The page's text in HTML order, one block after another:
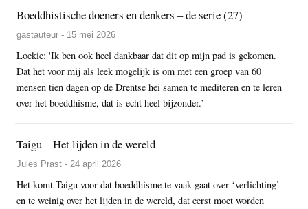
Boeddhistische doeners en denkers – de serie (27)
gastauteur - 15 mei 2026
Loekie: 'Ik ben ook heel dankbaar dat dit op mijn pad is gekomen.
Dat het voor mij als leek mogelijk is om met een groep van 60
mensen tien dagen op de Drentse hei samen te mediteren en te leren
over het boeddhisme, dat is echt heel bijzonder.’
Taigu – Het lijden in de wereld
Jules Prast - 24 april 2026
Het komt Taigu voor dat boeddhisme te vaak gaat over ‘verlichting’
en te weinig over het lijden in de wereld, dat eerst moet worden